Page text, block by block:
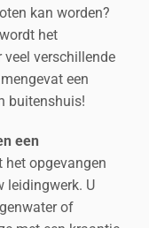
kan worden?
wordt het
verschillende
een
buitenshuis!
een
het opgevangen
leidingwerk. U
of